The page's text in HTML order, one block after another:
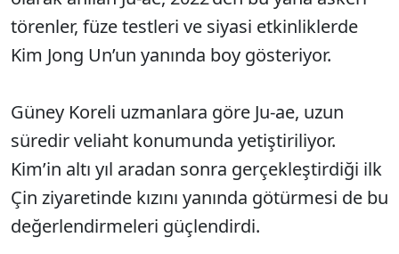
törenler, füze testleri ve siyasi etkinliklerde
Kim Jong Un’un yanında boy gösteriyor.
Güney Koreli uzmanlara göre Ju-ae, uzun
süredir veliaht konumunda yetiştiriliyor.
Kim’in altı yıl aradan sonra gerçekleştirdiği ilk
Çin ziyaretinde kızını yanında götürmesi de bu
değerlendirmeleri güçlendirdi.